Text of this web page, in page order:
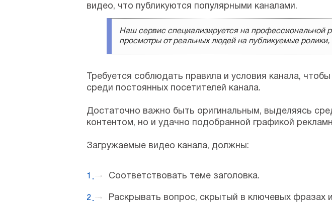
видео, что публикуются популярными каналами.
Наш сервис специализируется на профессиональной
просмотры от реальных людей на публикуемые
Требуется соблюдать правила и условия канала,
среди постоянных посетителей канала.
Достаточно важно быть оригинальным, выделяясь
контентом, но и удачно подобранной графикой
Загружаемые видео канала, должны:
Соответствовать теме заголовка.
Раскрывать вопрос, скрытый в ключевых фразах